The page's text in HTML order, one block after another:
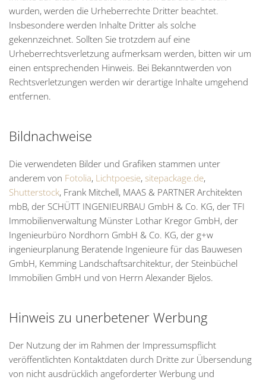
wurden, werden die Urheberrechte Dritter beachtet.
Insbesondere werden Inhalte Dritter als solche
gekennzeichnet. Sollten Sie trotzdem auf eine
Urheberrechtsverletzung aufmerksam werden, bitten wir um
einen entsprechenden Hinweis. Bei Bekanntwerden von
Rechtsverletzungen werden wir derartige Inhalte umgehend
entfernen.
Bildnachweise
Die verwendeten Bilder und Grafiken stammen unter
anderem von Fotolia, Lichtpoesie, sitepackage.de,
Shutterstock, Frank Mitchell, MAAS & PARTNER Architekten
mbB, der SCHÜTT INGENIEURBAU GmbH & Co. KG, der TFI
Immobilienverwaltung Münster Lothar Kregor GmbH, der
Ingenieurbüro Nordhorn GmbH & Co. KG, der g+w
ingenieurplanung Beratende Ingenieure für das Bauwesen
GmbH, Kemming Landschaftsarchitektur, der Steinbüchel
Immobilien GmbH und von Herrn Alexander Bjelos.
Hinweis zu unerbetener Werbung
Der Nutzung der im Rahmen der Impressumspflicht
veröffentlichten Kontaktdaten durch Dritte zur Übersendung
von nicht ausdrücklich angeforderter Werbung und